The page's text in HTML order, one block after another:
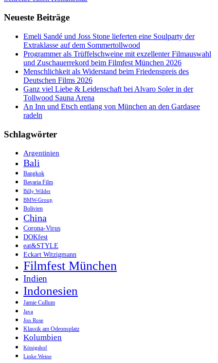
DOK.fest
Neueste Beiträge
Emeli Sandé und Joss Stone lieferten eine Soulparty der
Extraklasse auf dem Sommertollwood
Programmer als Trüffelschweine mit exzellenter Filmauswahl
und Zuschauerrekord beim Filmfest München 2026
Menschlichkeit als Widerstand beim Friedenspreis des
Deutschen Films 2026
Ganz viel Liebe & Leidenschaft bei Alvaro Soler in der
Tollwood Sauna Arena
An Inn und Etsch entlang von München an den Gardasee
radeln
Schlagwörter
Argentinien
Bali
Bangkok
Bavaria Film
Billy Wilder
BMW-Group
Bolivien
China
Corona-Virus
DOKfest
eat&STYLE
Eckart Witzigmann
Filmfest München
Indien
Indonesien
Jamie Cullum
Java
Jon Rose
Klassik am Odeonsplatz
Kolumbien
Königshof
Linke Weine